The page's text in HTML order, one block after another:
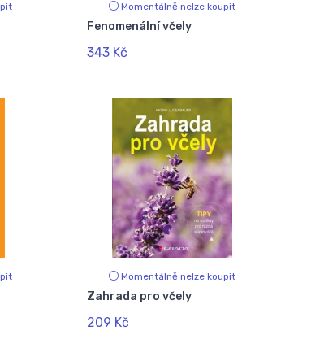
Momentálně nelze koupit
Fenomenální včely
343 Kč
Momentálně nelze koupit
Zahrada pro včely
209 Kč